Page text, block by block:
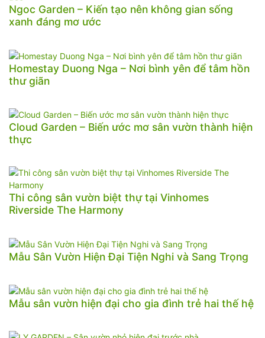
Ngoc Garden – Kiến tạo nên không gian sống
xanh đáng mơ ước
Homestay Duong Nga – Nơi bình yên để tâm hồn
thư giãn
Cloud Garden – Biến ước mơ sân vườn thành hiện
thực
Thi công sân vườn biệt thự tại Vinhomes
Riverside The Harmony
Mẫu Sân Vườn Hiện Đại Tiện Nghi và Sang Trọng
Mẫu sân vườn hiện đại cho gia đình trẻ hai thế hệ